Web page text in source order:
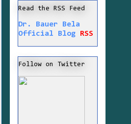
Read the RSS Feed
Dr. Bauer Bela
Official Blog
RSS
Follow on Twitter